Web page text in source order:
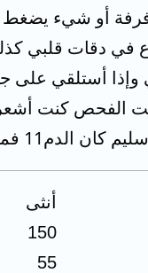
أو شيء يضغط
في دقات قلبي
وإذا أستلقي على
الفحص كنت أشعر
تفسير كل هذا رجائاً أفيدوني وما هو العلاج
أنثى
150
55